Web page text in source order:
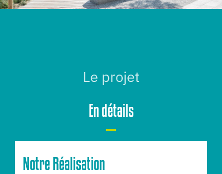
Le projet
En détails
Notre Réalisation